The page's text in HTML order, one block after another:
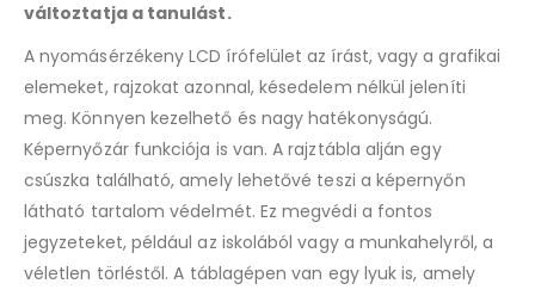
változtatja a tanulást.
A nyomásérzékeny LCD írófelület az írást, vagy a grafikai
elemeket, rajzokat azonnal, késedelem nélkül jeleníti
meg. Könnyen kezelhető és nagy hatékonyságú.
Képernyőzár funkciója is van. A rajztábla alján egy
csúszka található, amely lehetővé teszi a képernyőn
látható tartalom védelmét. Ez megvédi a fontos
jegyzeteket, például az iskolából vagy a munkahelyről, a
véletlen törléstől. A táblagépen van egy lyuk is, amely